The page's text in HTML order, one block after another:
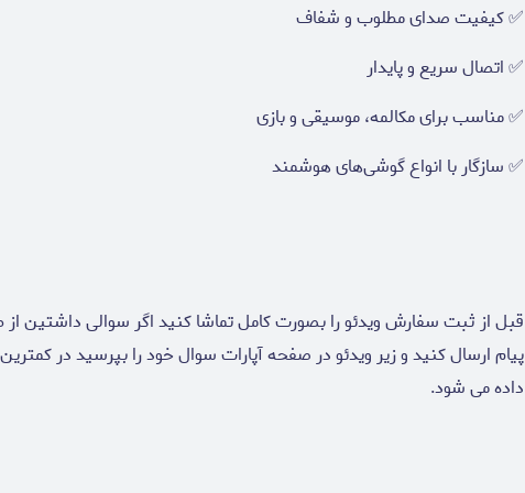
✅ کیفیت صدای مطلوب و شفاف
✅ اتصال سریع و پایدار
✅ مناسب برای مکالمه، موسیقی و بازی
✅ سازگار با انواع گوشی‌های هوشمند
قبل از ثبت سفارش ویدئو را بصورت کامل تماشا کنید اگر سوالی داشتین
پیام ارسال کنید و زیر ویدئو در صفحه آپارات سوال خود را بپرسید در
داده می شود.